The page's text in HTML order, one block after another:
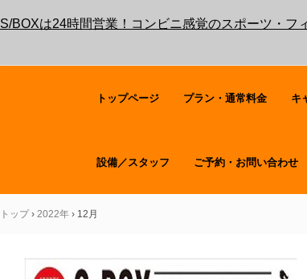
S/BOXは24時間営業！コンビニ感覚のスポーツ・フ
トップページ プラン・通常料金 キ
設備／スタッフ ご予約・お問い合わせ
トップ › 2022年 › 12月